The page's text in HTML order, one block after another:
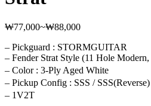
₩77,000~₩88,000가
범
위:
₩77,000~₩88,000
– Pickguard : STORMGUITAR
– Fender Strat Style (11 Hole
– Color : 3-Ply Aged White
– Pickup Config : SSS /
– 1V2T